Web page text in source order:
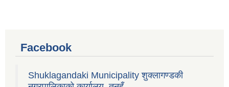
Facebook
Shuklagandaki Municipality शुक्लागण्डकी